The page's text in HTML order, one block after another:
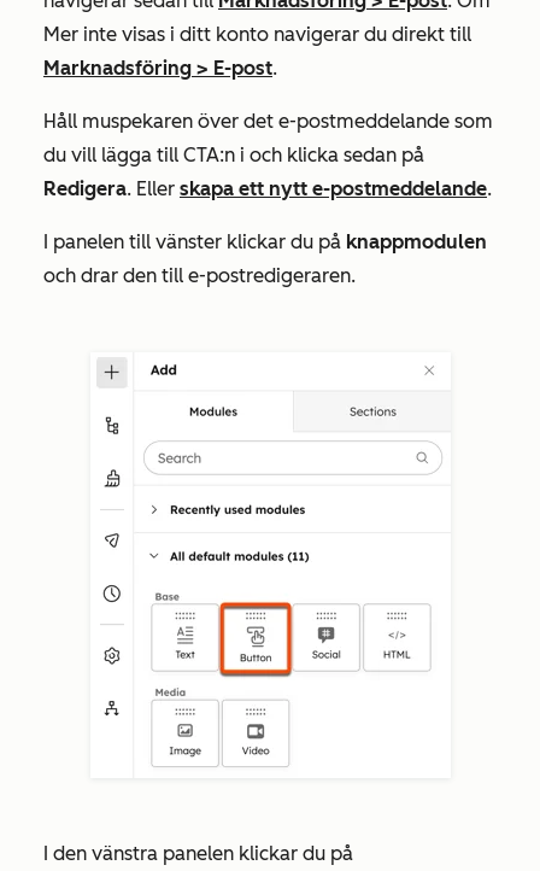
Mer inte visas i ditt konto navigerar du direkt till
Marknadsföring > E-post.
Håll muspekaren över det e-postmeddelande som
du vill lägga till CTA:n i och klicka sedan på
Redigera. Eller skapa ett nytt e-postmeddelande.
I panelen till vänster klickar du på knappmodulen
och drar den till e-postredigeraren.
I den vänstra panelen klickar du på